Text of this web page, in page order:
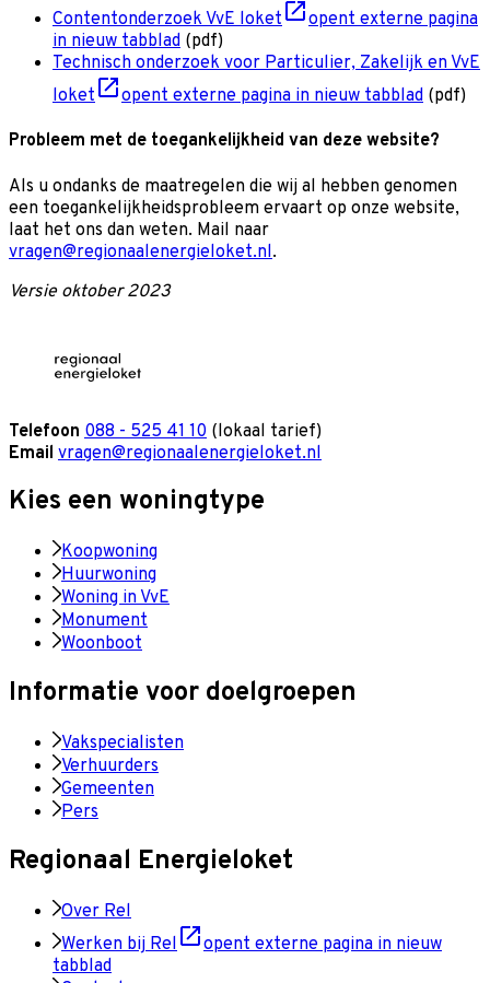
Contentonderzoek VvE loket
opent externe pagina
in nieuw tabblad (pdf)
Technisch onderzoek voor Particulier, Zakelijk en VvE
loket
opent externe pagina in nieuw tabblad (pdf)
Probleem met de toegankelijkheid van deze website?
Als u ondanks de maatregelen die wij al hebben genomen
een toegankelijkheidsprobleem ervaart op onze website,
laat het ons dan weten. Mail naar
vragen@regionaalenergieloket.nl.
Versie oktober 2023
Telefoon 088 - 525 41 10 (lokaal tarief)
Email vragen@regionaalenergieloket.nl
Kies een woningtype
Koopwoning
Huurwoning
Woning in VvE
Monument
Woonboot
Informatie voor doelgroepen
Vakspecialisten
Verhuurders
Gemeenten
Pers
Regionaal Energieloket
Over Rel
Werken bij Rel
opent externe pagina in nieuw
tabblad